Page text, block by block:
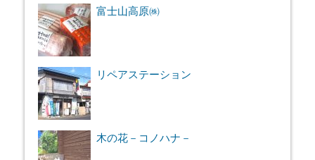
富士山高原㈱
リペアステーション
木の花－コノハナ－